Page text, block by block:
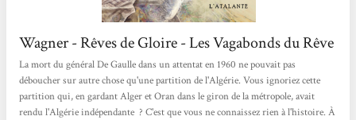
Wagner - Rêves de Gloire - Les Vagabonds du Rêve
La mort du général De Gaulle dans un attentat en 1960 ne pouvait pas
déboucher sur autre chose qu'une partition de l'Algérie. Vous ignoriez cette
partition qui, en gardant Alger et Oran dans le giron de la métropole, avait
rendu l'Algérie indépendante ? C'est que vous ne connaissez rien à l'histoire. À